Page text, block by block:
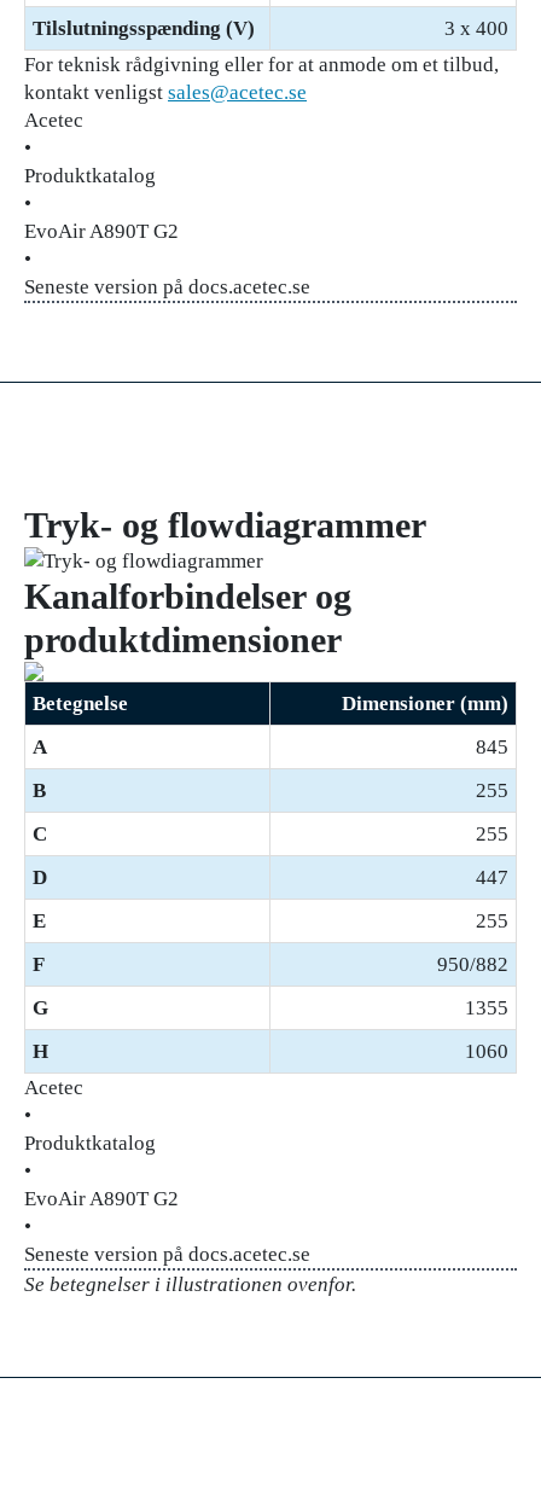
Tilslutningsspænding (V)
3 x 400
For teknisk rådgivning eller for at anmode om et tilbud,
kontakt venligst sales@acetec.se
Acetec
•
Produktkatalog
•
EvoAir A890T G2
•
Seneste version på docs.acetec.se
Tryk- og flowdiagrammer
Kanalforbindelser og
produktdimensioner
Betegnelse
Dimensioner (mm)
A
845
B
255
C
255
D
447
E
255
F
950/882
G
1355
H
1060
Acetec
•
Produktkatalog
•
EvoAir A890T G2
•
Seneste version på docs.acetec.se
Se betegnelser i illustrationen ovenfor.